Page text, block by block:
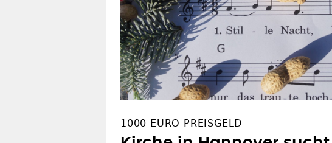
1000 EURO PREISGELD